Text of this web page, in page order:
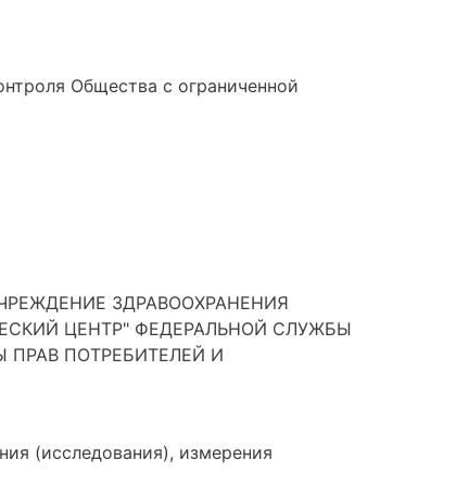
Общества с ограниченной
ЗДРАВООХРАНЕНИЯ
ЦЕНТР" ФЕДЕРАЛЬНОЙ СЛУЖБЫ
ПОТРЕБИТЕЛЕЙ И
(исследования), измерения